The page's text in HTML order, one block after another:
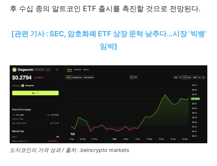
후 수십 종의 알트코인 ETF 출시를 촉진할 것으로 전망된다.
[관련 기사 : SEC, 암호화폐 ETF 상장 문턱 낮추다…시장 ‘빅뱅’
임박]
도지코인의 가격 성과 / 출처 : beincrypto markets